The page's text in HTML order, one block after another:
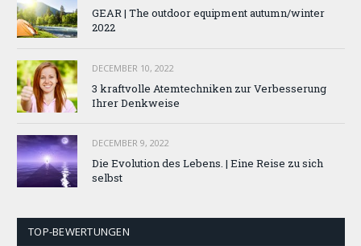
GEAR | The outdoor equipment autumn/winter
2022
DECEMBER 10, 2022
3 kraftvolle Atemtechniken zur Verbesserung
Ihrer Denkweise
DECEMBER 9, 2022
Die Evolution des Lebens. | Eine Reise zu sich
selbst
TOP-BEWERTUNGEN